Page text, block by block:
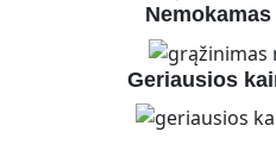
Geriausios